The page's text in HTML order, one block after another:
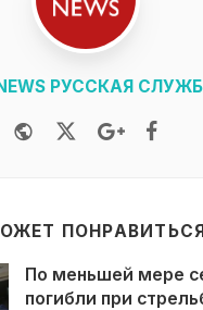
РУССКАЯ
WebsiteTwitterGoogle+
По меньшей мере
погибли при